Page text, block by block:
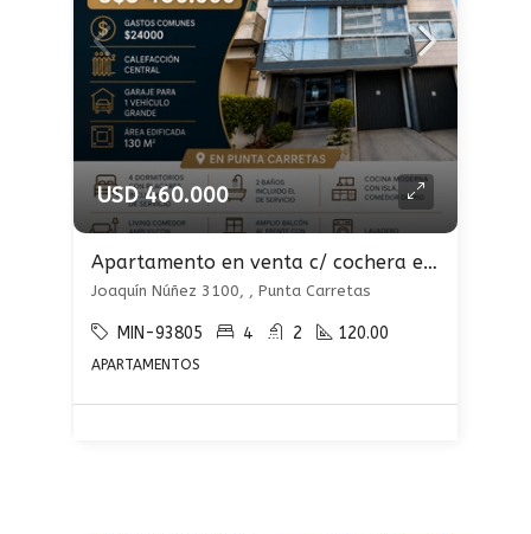
USD 460.000
Apartamento en venta c/ cochera en Punta Carretas
Joaquín Núñez 3100, , Punta Carretas
MIN-93805 4 2 120.00
APARTAMENTOS